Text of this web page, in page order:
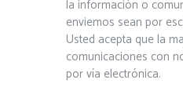
la información o
enviemos sean por
Usted acepta que la
comunicaciones con
por vía electrónica.